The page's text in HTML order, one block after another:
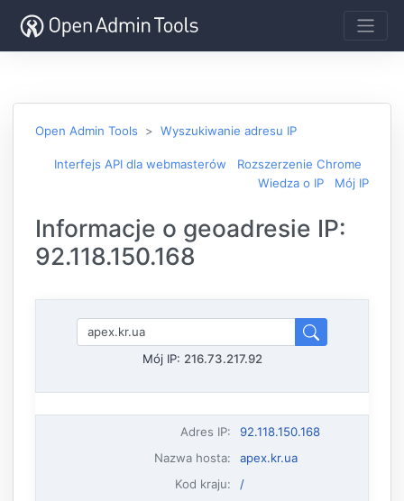
Open Admin Tools Wyszukiwanie adresu IP
Interfejs API dla webmasterów
Rozszerzenie Chrome
Wiedza o IP
Mój IP
Informacje o geoadresie IP:
92.118.150.168
Mój IP: 216.73.217.92
Adres IP:
92.118.150.168
Nazwa hosta:
apex.kr.ua
Kod kraju:
/